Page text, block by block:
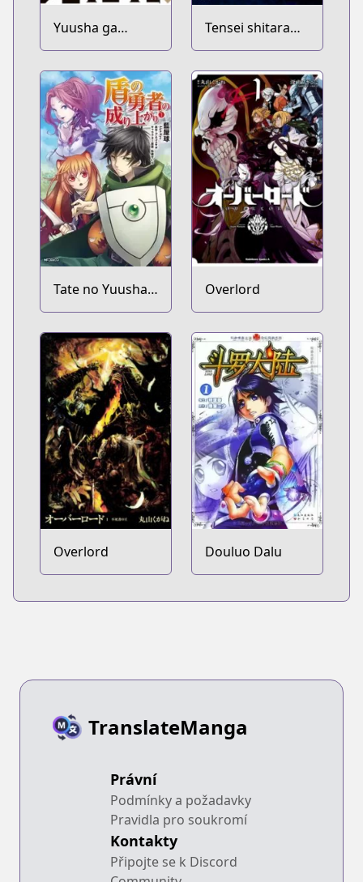
Yuusha ga
Shinda!:
Murabito no Ore
ga Hotta
Otoshiana ni
Yuusha ga
Ochita Kekka.
Tensei shitara
Slime Datta Ken
Tate no Yuusha
no Nariagari
Overlord
Overlord Douluo Dalu
TranslateManga
Právní
Podmínky a požadavky
Pravidla pro soukromí
Kontakty
Připojte se k Discord